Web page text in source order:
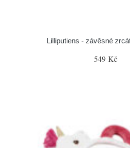
Lilliputiens - závěsné
549 Kč